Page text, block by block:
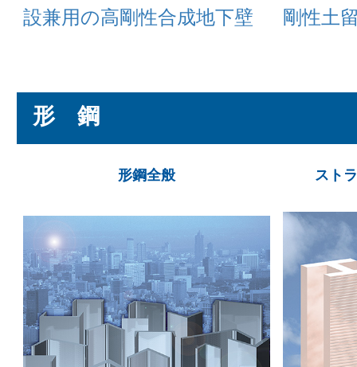
設兼用の高剛性合成地下壁
剛性土
形 鋼
形鋼全般 スト